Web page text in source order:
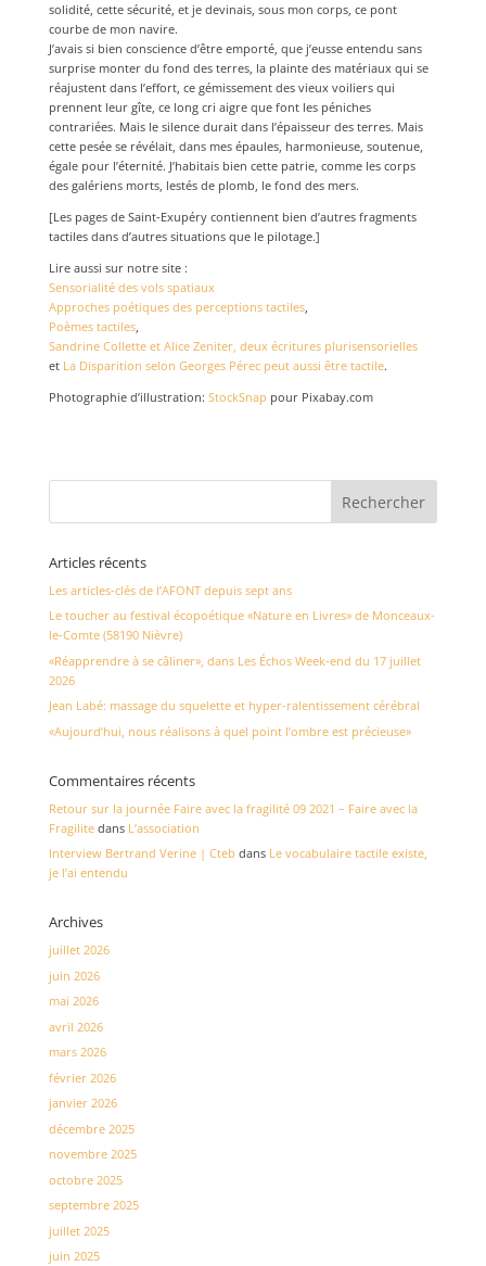
solidité, cette sécurité, et je devinais, sous mon corps, ce pont
courbe de mon navire.
J’avais si bien conscience d’être emporté, que j’eusse entendu sans
surprise monter du fond des terres, la plainte des matériaux qui se
réajustent dans l’effort, ce gémissement des vieux voiliers qui
prennent leur gîte, ce long cri aigre que font les péniches
contrariées. Mais le silence durait dans l’épaisseur des terres. Mais
cette pesée se révélait, dans mes épaules, harmonieuse, soutenue,
égale pour l’éternité. J’habitais bien cette patrie, comme les corps
des galériens morts, lestés de plomb, le fond des mers.
[Les pages de Saint-Exupéry contiennent bien d’autres fragments
tactiles dans d’autres situations que le pilotage.]
Lire aussi sur notre site :
Sensorialité des vols spatiaux
Approches poétiques des perceptions tactiles,
Poèmes tactiles,
Sandrine Collette et Alice Zeniter, deux écritures plurisensorielles
et La Disparition selon Georges Pérec peut aussi être tactile.
Photographie d’illustration: StockSnap pour Pixabay.com
Articles récents
Les articles-clés de l’AFONT depuis sept ans
Le toucher au festival écopoétique «Nature en Livres» de Monceaux-
le-Comte (58190 Nièvre)
«Réapprendre à se câliner», dans Les Échos Week-end du 17 juillet
2026
Jean Labé: massage du squelette et hyper-ralentissement cérébral
«Aujourd’hui, nous réalisons à quel point l’ombre est précieuse»
Commentaires récents
Retour sur la journée Faire avec la fragilité 09 2021 – Faire avec la
Fragilitedans L’association
Interview Bertrand Verine | Cteb dans Le vocabulaire tactile existe,
je l’ai entendu
Archives
juillet 2026
juin 2026
mai 2026
avril 2026
mars 2026
février 2026
janvier 2026
décembre 2025
novembre 2025
octobre 2025
septembre 2025
juillet 2025
juin 2025